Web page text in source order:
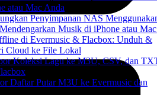
atau Mac Anda
Penyimpanan NAS
Musik di iPhone atau
di Evermusic & Flacbox: Unduh &
Cloud ke File Lokal
Koleksi Lagu ke M3U, CSV, dan
Daftar Putar M3U ke Evermusic dan